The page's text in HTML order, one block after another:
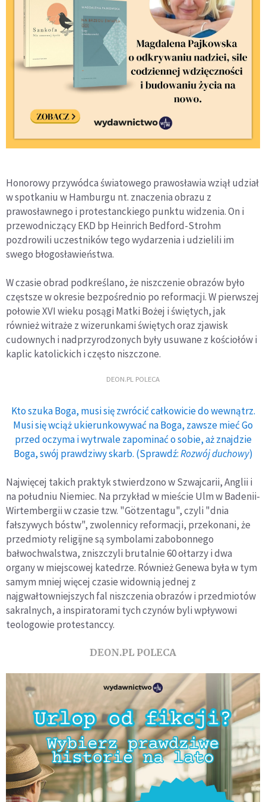
Honorowy przywódca światowego prawosławia wziął udział
w spotkaniu w Hamburgu nt. znaczenia obrazu z
prawosławnego i protestanckiego punktu widzenia. On i
przewodniczący EKD bp Heinrich Bedford-Strohm
pozdrowili uczestników tego wydarzenia i udzielili im
swego błogosławieństwa.
W czasie obrad podkreślano, że niszczenie obrazów było
częstsze w okresie bezpośrednio po reformacji. W pierwszej
połowie XVI wieku posągi Matki Bożej i świętych, jak
również witraże z wizerunkami świętych oraz zjawisk
cudownych i nadprzyrodzonych były usuwane z kościołów i
kaplic katolickich i często niszczone.
DEON.PL POLECA
Kto szuka Boga, musi się zwrócić całkowicie do wewnątrz.
Musi się wciąż ukierunkowywać na Boga, zawsze mieć Go
przed oczyma i wytrwale zapominać o sobie, aż znajdzie
Boga, swój prawdziwy skarb. (Sprawdź:Rozwój duchowy)
Najwięcej takich praktyk stwierdzono w Szwajcarii, Anglii i
na południu Niemiec. Na przykład w mieście Ulm w Badenii-
Wirtembergii w czasie tzw. "Götzentagu", czyli "dnia
fałszywych bóstw", zwolennicy reformacji, przekonani, że
przedmioty religijne są symbolami zabobonnego
bałwochwalstwa, zniszczyli brutalnie 60 ołtarzy i dwa
organy w miejscowej katedrze. Również Genewa była w tym
samym mniej więcej czasie widownią jednej z
najgwałtowniejszych fal niszczenia obrazów i przedmiotów
sakralnych, a inspiratorami tych czynów byli wpływowi
teologowie protestanccy.
DEON.PL POLECA